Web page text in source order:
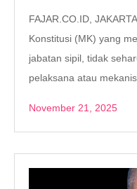
FAJAR.CO.ID,
Konstitusi (MK) yang
jabatan sipil, tidak
pelaksana atau
November 21, 2025